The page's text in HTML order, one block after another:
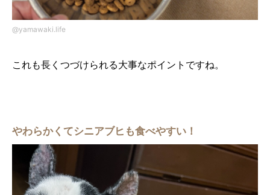
@yamawaki.life
これも長くつづけられる大事なポイントですね。
やわらかくてシニアブヒも食べやすい！